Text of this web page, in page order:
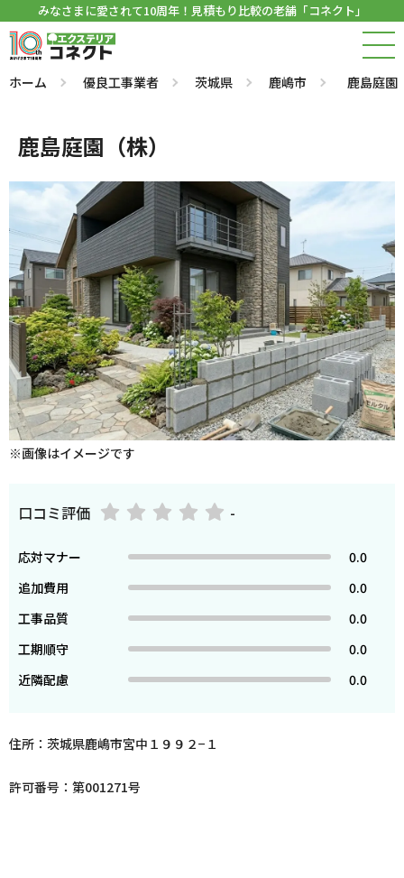
みなさまに愛されて10周年！見積もり比較の老舗「コネクト」
ホーム 優良工事業者 茨城県 鹿嶋市 鹿島庭園
鹿島庭園（株）
※画像はイメージです
口コミ評価 -
応対マナー
0.0
追加費用
0.0
工事品質
0.0
工期順守
0.0
近隣配慮
0.0
住所：茨城県鹿嶋市宮中１９９２−１
許可番号：第001271号